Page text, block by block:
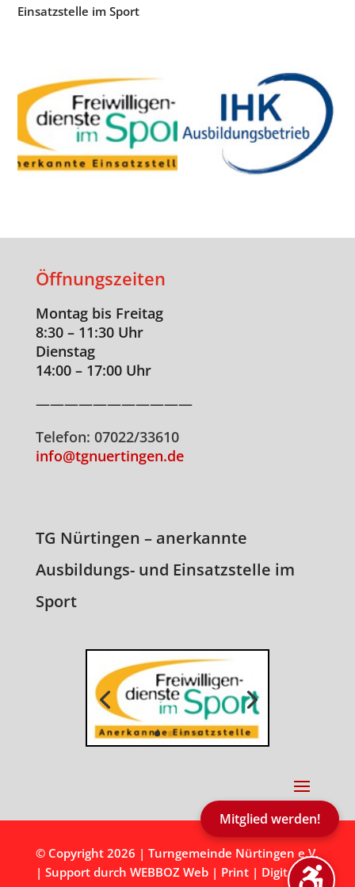
Einsatzstelle im Sport
Öffnungszeiten
Montag bis Freitag
8:30 – 11:30 Uhr
Dienstag
14:00 – 17:00 Uhr
———————————
Telefon: 07022/33610
info@tgnuertingen.de
TG Nürtingen – anerkannte
Ausbildungs- und Einsatzstelle im
Sport
© Copyright 2026 | Turngemeinde Nürtingen e.V.
| Support durch WEBBOZ Web | Print | Digital
Mitglied werden!